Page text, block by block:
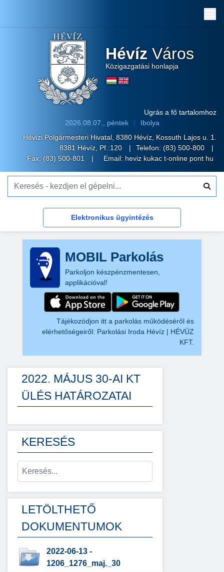
Hévíz Város
Közigazgatási honlapja
Ugrás a fő tartalomhoz
2026.08.07., péntek
Ibolya
Hévízi Polgármesteri Hivatal, 8380 Hévíz, Kossuth Lajos u. 1.
8381 Hévíz, Pf.:120
Telefon: (83) 500-800
Fax: (83) 500-801
Email: heviz kukac t-online pont hu
Elektronikus ügyintézés
MOBIL Parkolás
Parkoljon készpénzmentesen,
applikációval!
Tájékozódjon itt a parkolás működéséről és
elérhetőségeiről: Parkolási Iroda Hévíz | HÉVÜZ
KFT.
2022. MÁJUS 30-AI KT
ÜLÉS HATÁROZATAI
KERESÉS
LETÖLTHETŐ
DOKUMENTUMOK
2022-06-13 -
1206_1276_maj._30